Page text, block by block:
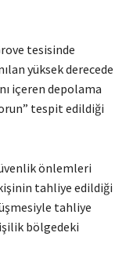
tesisinde
yüksek derecede
içeren depolama
tespit edildiği
önlemleri
tahliye edildiği
tahliye
bölgedeki